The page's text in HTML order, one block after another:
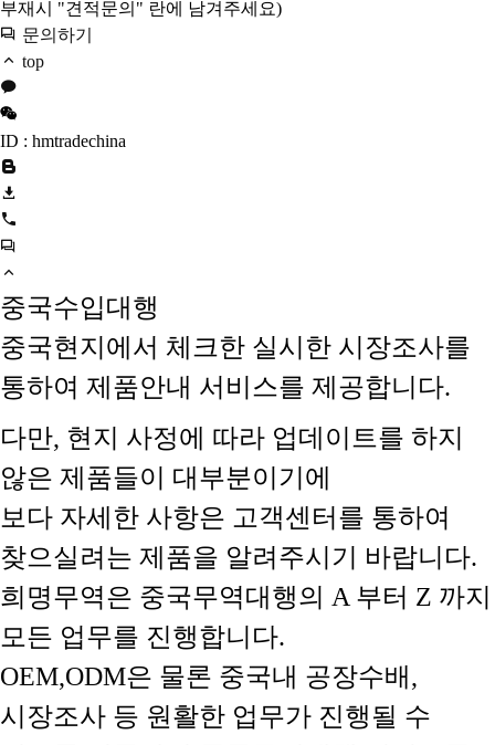
부재시 "견적문의" 란에 남겨주세요)
문의하기
top
ID : hmtradechina
중국수입대행
중국현지에서 체크한 실시한 시장조사를
통하여 제품안내 서비스를 제공합니다.
다만, 현지 사정에 따라 업데이트를 하지
않은 제품들이 대부분이기에
보다 자세한 사항은 고객센터를 통하여
찾으실려는 제품을 알려주시기 바랍니다.
희명무역은 중국무역대행의 A 부터 Z 까지
모든 업무를 진행합니다.
OEM,ODM은 물론 중국내 공장수배,
시장조사 등 원활한 업무가 진행될 수